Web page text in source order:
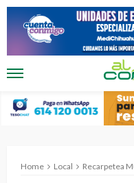
Home Local Recarpetea